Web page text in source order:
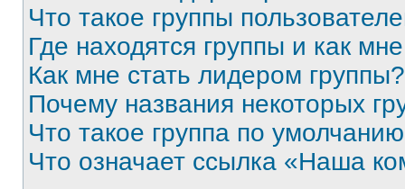
Что такое группы
Где находятся группы и как
Как мне стать лидером группы?
Почему названия некоторых
Что такое группа по
Что означает ссылка «Наша